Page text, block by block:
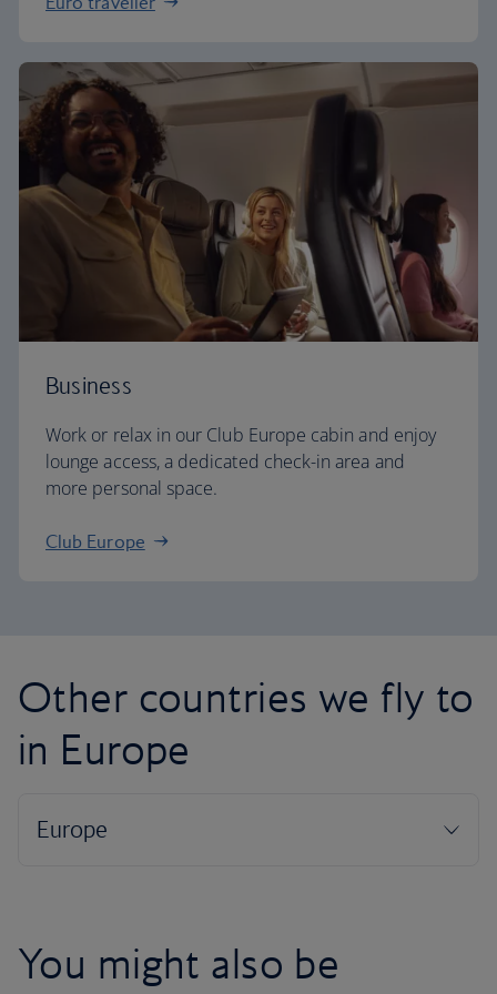
Business
Work or relax in our Club Europe cabin and enjoy
lounge access, a dedicated check-in area and
more personal space.
Club Europe
Other countries we fly to
in Europe
You might also be